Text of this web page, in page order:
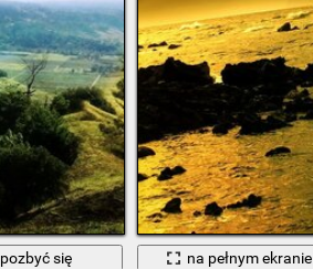
pozbyć się
na pełnym ekranie